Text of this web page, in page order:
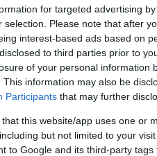
for targeted advertising
selection. Please note that after
interest-based ads based on
to third parties prior to
of your personal information
This information may also be
Participants that may further
that this website/app uses one or
but not limited to your
to Google and its third-party